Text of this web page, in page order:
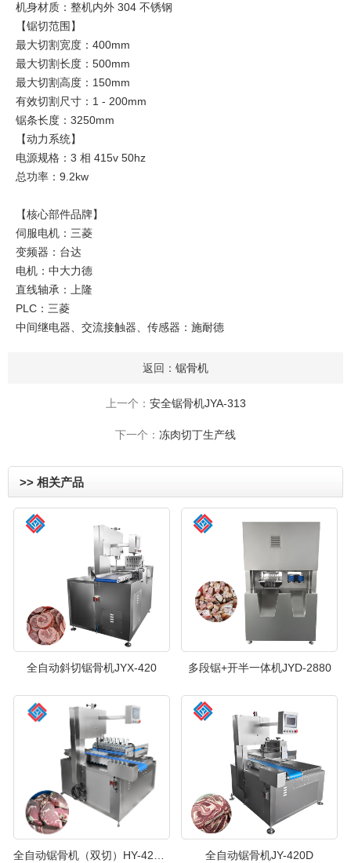
机身材质：整机内外 304 不锈钢
【锯切范围】
最大切割宽度：400mm
最大切割长度：500mm
最大切割高度：150mm
有效切割尺寸：1 - 200mm
锯条长度：3250mm
【动力系统】
电源规格：3 相 415v 50hz
总功率：9.2kw
【核心部件品牌】
伺服电机：三菱
变频器：台达
电机：中大力德
直线轴承：上隆
PLC：三菱
中间继电器、交流接触器、传感器：施耐德
返回： 锯骨机
上一个： 安全锯骨机JYA-313
下一个： 冻肉切丁生产线
>> 相关产品
全自动斜切锯骨机JYX-420 多段锯+开半一体机JYD-2880
全自动锯骨机JY-420D